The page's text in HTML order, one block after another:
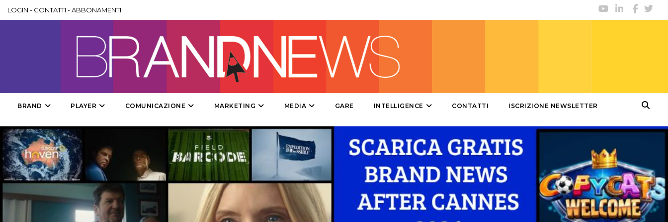
DESIGN
PUNTI VENDITA
CSR
LOGIN - CONTATTI -ABBONAMENTI
BRAND PLAYER COMUNICAZIONE MARKETING MEDIA GARE INTELLIGENCE CONTATTI ISCRIZIONE NEWSLETTER